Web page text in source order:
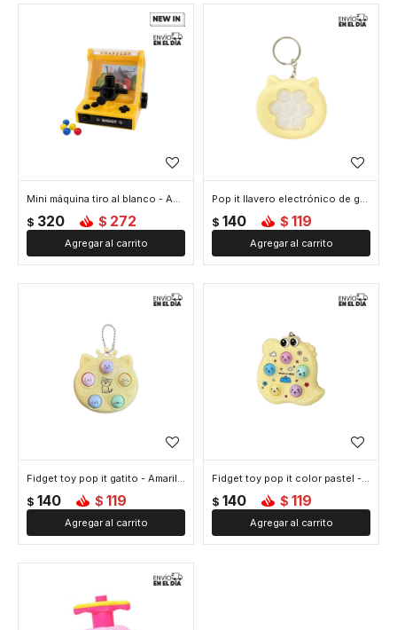
Mini máquina tiro al blanco - Amarillo
$ 320 $ 272
Pop it llavero electrónico de gatito - Amarillo
$ 140 $ 119
Fidget toy pop it gatito - Amarillo
$ 140 $ 119
Fidget toy pop it color pastel - Amarillo
$ 140 $ 119